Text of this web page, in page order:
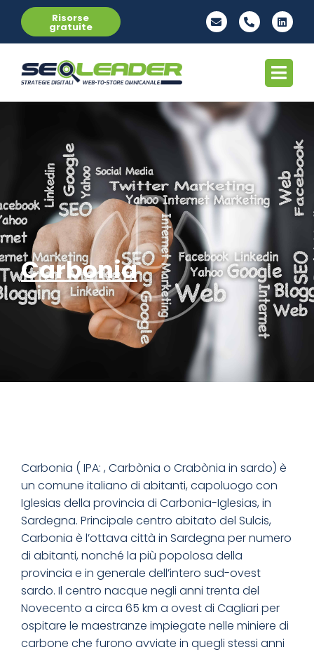
Risorse
gratuite
Carbonia
Carbonia ( IPA: , Carbònia o Crabònia in sardo) è
un comune italiano di abitanti, capoluogo con
Iglesias della provincia di Carbonia-Iglesias, in
Sardegna. Principale centro abitato del Sulcis,
Carbonia è l’ottava città in Sardegna per numero
di abitanti, nonché la più popolosa della
provincia e in generale dell’intero sud-ovest
sardo. Il centro nacque negli anni trenta del
Novecento a circa 65 km a ovest di Cagliari per
ospitare le maestranze impiegate nelle miniere di
carbone che furono avviate in quegli stessi anni